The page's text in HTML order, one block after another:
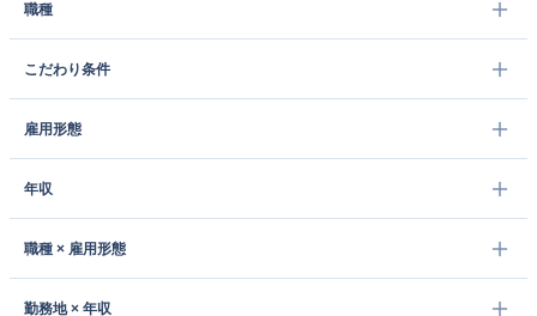
職種
こだわり条件
雇用形態
年収
職種 × 雇用形態
勤務地 × 年収